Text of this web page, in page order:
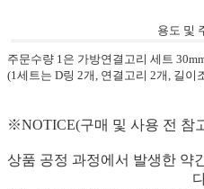
용도 및
주문수량 1은 가방연결고리 세트
(1세트는 D링 2개, 연결고리 2개, 길이
※NOTICE(구매 및 사용 전 참
상품 공정 과정에서 발생한 약